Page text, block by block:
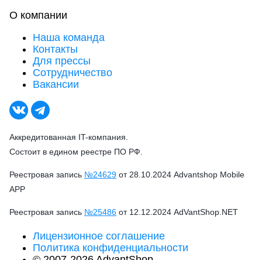
О компании
Наша команда
Контакты
Для прессы
Сотрудничество
Вакансии
Аккредитованная IT-компания.
Состоит в едином реестре ПО РФ.
Реестровая запись №24629 от 28.10.2024 Advantshop Mobile
APP
Реестровая запись №25486 от 12.12.2024 AdVantShop.NET
Лицензионное соглашение
Политика конфиденциальности